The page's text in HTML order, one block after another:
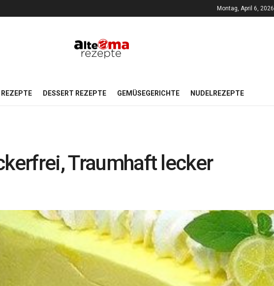
Montag, April 6, 2026
REZEPTE DESSERT REZEPTE GEMÜSEGERICHTE NUDELREZEPTE
Traumhaft lecker